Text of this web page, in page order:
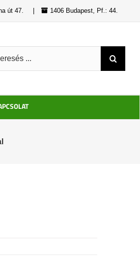
út 47. 1406 Budapest, Pf.: 44.